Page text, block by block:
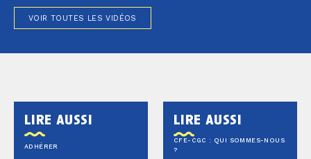
VOIR TOUTES LES VIDÉOS
lire aussi
ADHÉRER
lire aussi
CFE-CGC : QUI SOMMES-NOUS
?